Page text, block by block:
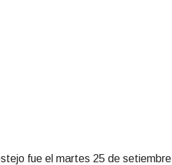
fue el martes 25 de setiembre